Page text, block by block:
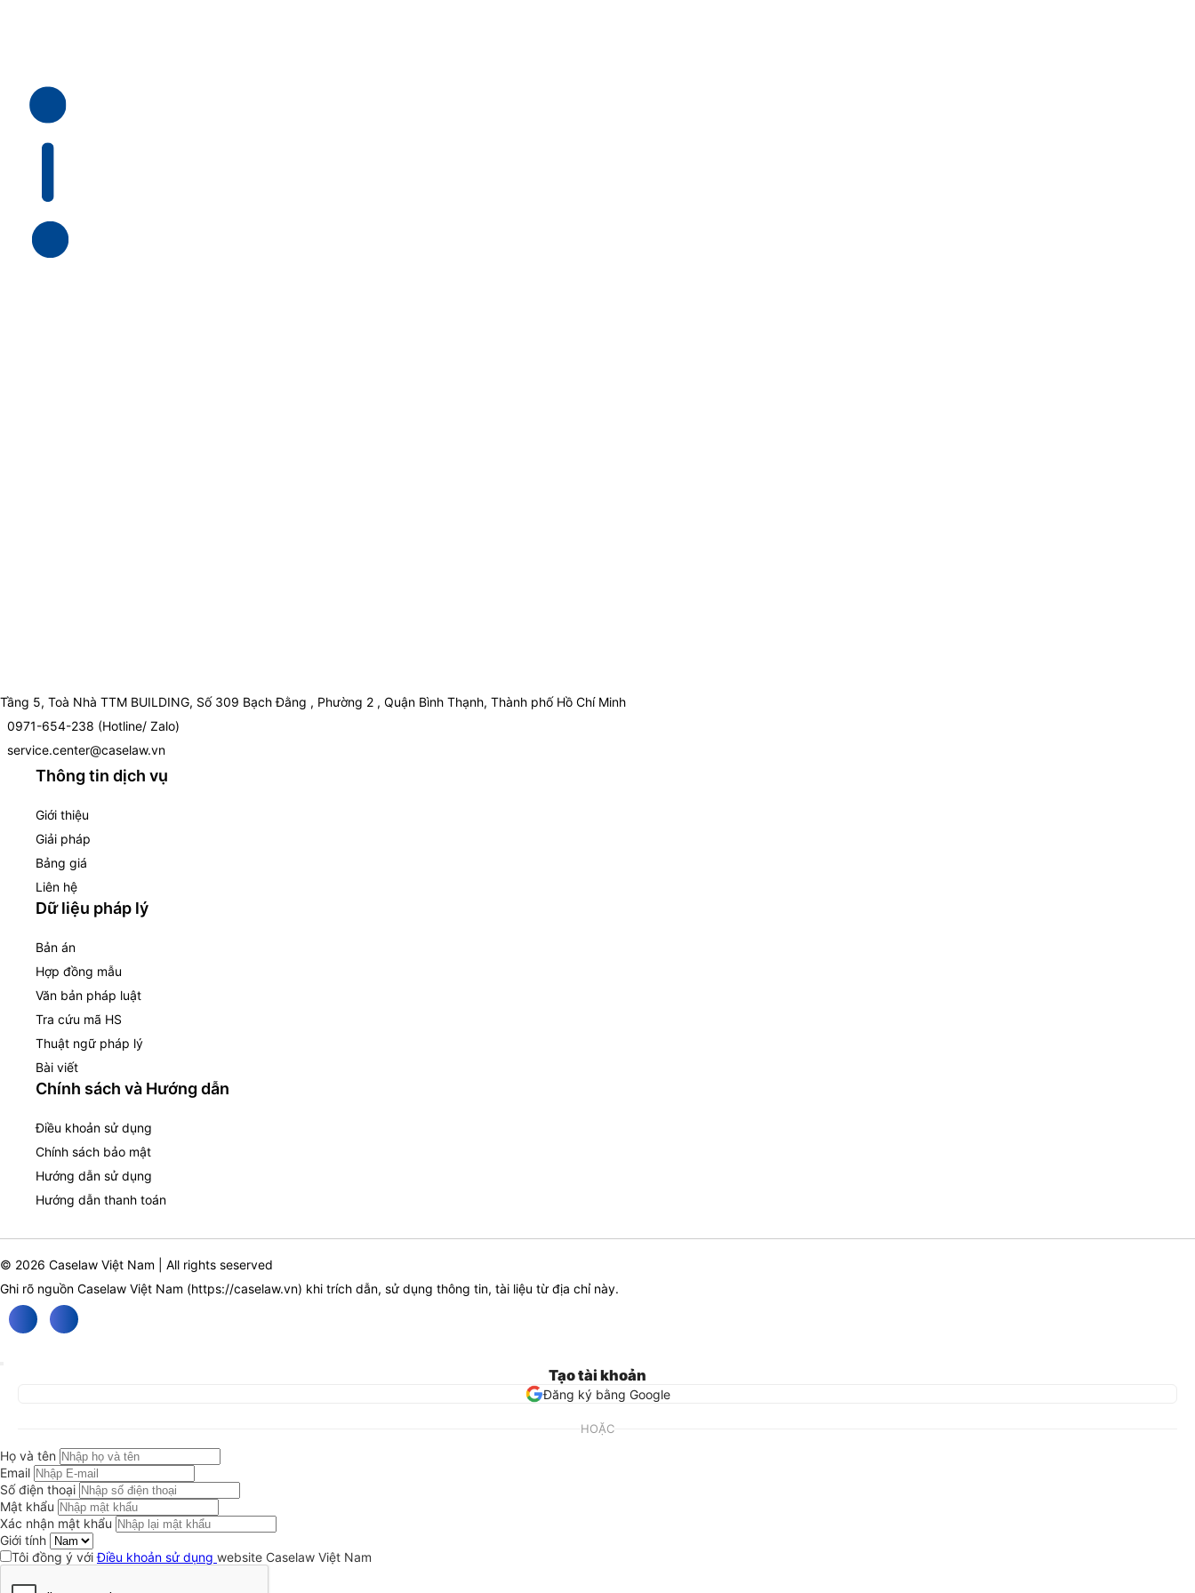
Tầng 5, Toà Nhà TTM BUILDING, Số 309 Bạch Đằng , Phường 2 , Quận Bình Thạnh, Thành phố Hồ Chí Minh
0971-654-238 (Hotline/ Zalo)
service.center@caselaw.vn
Thông tin dịch vụ
Giới thiệu
Giải pháp
Bảng giá
Liên hệ
Dữ liệu pháp lý
Bản án
Hợp đồng mẫu
Văn bản pháp luật
Tra cứu mã HS
Thuật ngữ pháp lý
Bài viết
Chính sách và Hướng dẫn
Điều khoản sử dụng
Chính sách bảo mật
Hướng dẫn sử dụng
Hướng dẫn thanh toán
© 2026 Caselaw Việt Nam | All rights seserved
Ghi rõ nguồn Caselaw Việt Nam (https://caselaw.vn) khi trích dẫn, sử dụng thông tin, tài liệu từ địa chỉ này.
Tạo tài khoản
Đăng ký bằng Google
HOẶC
Họ và tên
Email
Số điện thoại
Mật khẩu
Xác nhận mật khẩu
Giới tính
Tôi đồng ý vớiĐiều khoản sử dụng website Caselaw Việt Nam